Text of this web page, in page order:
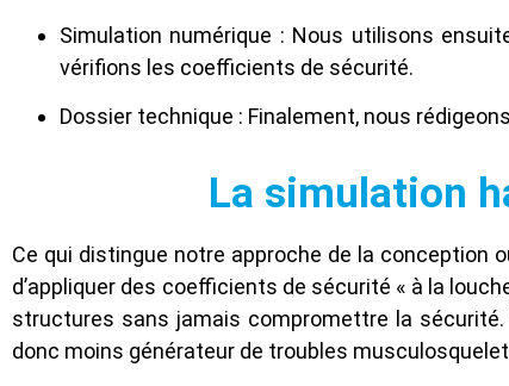
Simulation numérique : Nous utilisons
vérifions les coefficients de sécurité.
Dossier technique : Finalement, nous
La simulation
Ce qui distingue notre approche de la conception
d’appliquer des coefficients de sécurité « à la
structures sans jamais compromettre la
donc moins générateur de troubles